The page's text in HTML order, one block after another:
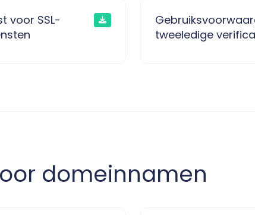
voor SSL-
tweeledige
domeinnamen